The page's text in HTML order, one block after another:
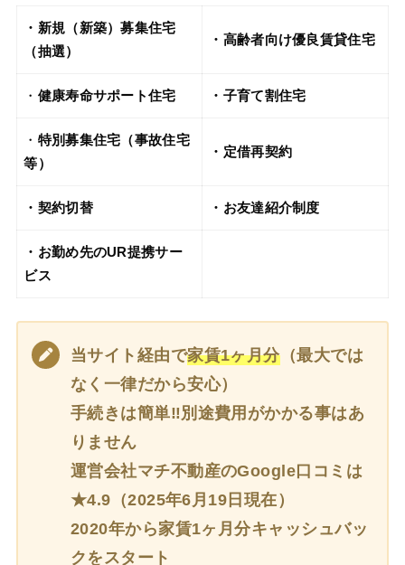
・新規（新築）募集住宅
（抽選）
・高齢者向け優良賃貸住宅
・ 健康寿命サポート住宅 ・子育て割住宅
・ 特別募集住宅（事故住宅
等）
・定借再契約
・契約切替 ・お友達紹介制度
・お勤め先のUR提携サー
ビス
当サイト経由で家賃1ヶ月分（最大では
なく一律だから安心）
手続きは簡単‼別途費用がかかる事はあ
りません
運営会社マチ不動産のGoogle口コミは
★4.9（2025年6月19日現在）
2020年から家賃1ヶ月分キャッシュバッ
クをスタート